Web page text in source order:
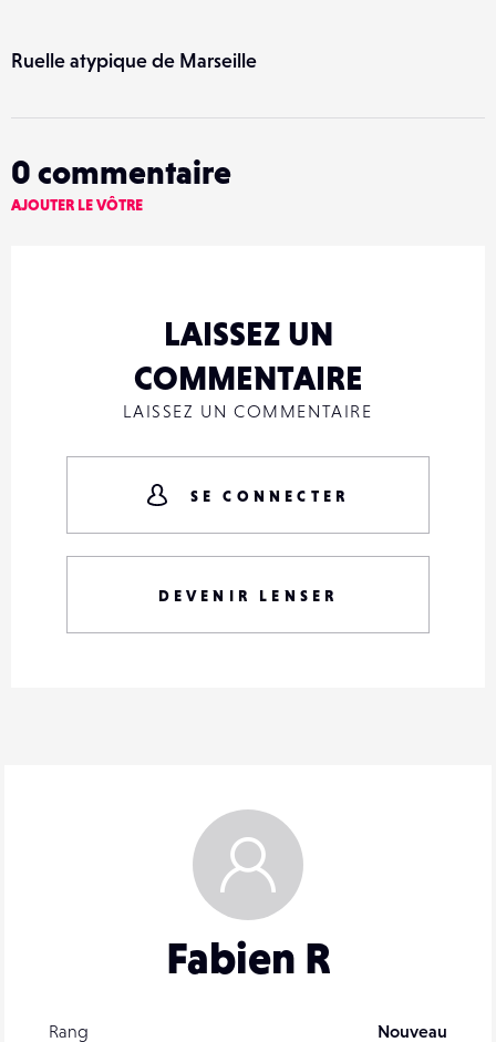
Fabien R
Rang
Nouveau
Ruelle atypique de Marseille
0 commentaire
AJOUTER LE VÔTRE
LAISSEZ UN
COMMENTAIRE
LAISSEZ UN COMMENTAIRE
SE CONNECTER
DEVENIR LENSER